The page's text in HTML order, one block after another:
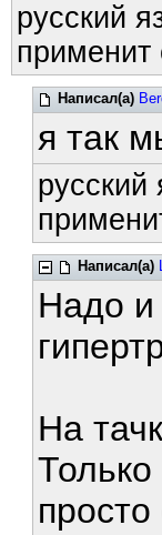
русский
применит
Написал(а)
я так
русский
Написал(а)
Надо и
На